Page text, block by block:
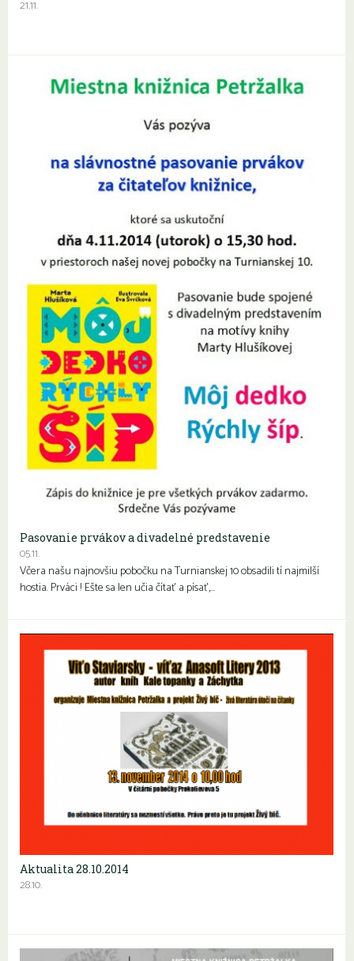
21.11.
Pasovanie prvákov a divadelné predstavenie
05.11.
Včera našu najnovšiu pobočku na Turnianskej 10 obsadili tí najmilší
hostia. Prváci ! Ešte sa len učia čítať a písať,…
Aktualita 28.10.2014
28.10.